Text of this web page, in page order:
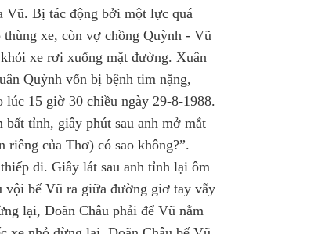
Vũ. Bị tác động bởi một lực quá
xe, còn vợ chồng Quỳnh - Vũ
xe rơi xuống mặt đường. Xuân
Quỳnh vốn bị bệnh tim nặng,
15 giờ 30 chiều ngày 29-8-1988.
tỉnh, giây phút sau anh mở mắt
của Thơ) có sao không?”.
đi. Giây lát sau anh tỉnh lại ôm
vội bế Vũ ra giữa đường giơ tay vẫy
lại, Doãn Châu phải để Vũ nằm